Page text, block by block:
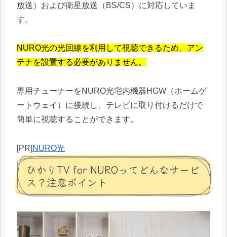
放送）および衛星放送（BS/CS）に対応していま
す。
NURO光の光回線を利用して視聴できるため、アン
テナを設置する必要がありません。
専用チューナーをNURO光宅内機器HGW（ホームゲ
ートウェイ）に接続し、テレビに取り付けるだけで
簡単に視聴することができます。
[PR] NURO光
ひかりTV for NUROってどんなサービ
ス？注意ポイント